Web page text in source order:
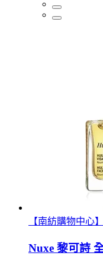
【南紡購物中心】
Nuxe 黎可詩